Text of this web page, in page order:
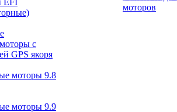
EFI
с
GPS якоря
моторы 9.8
моторы 9.9
моторов